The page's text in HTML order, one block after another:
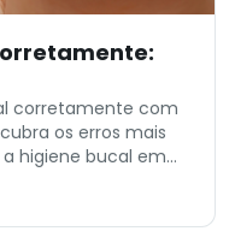
corretamente com
os erros mais
higiene bucal em